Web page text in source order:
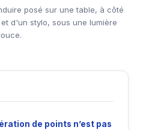
posé sur une table, à côté
d'un stylo, sous une lumière
de points n’est pas